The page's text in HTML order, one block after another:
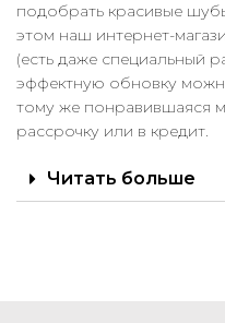
подобрать красивые
этом наш интернет-
(есть даже специальный
эффектную обновку
тому же понравившаяся
рассрочку или в кредит.
Читать больше